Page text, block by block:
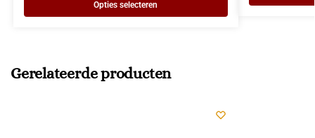
Opties selecteren
Gerelateerde producten